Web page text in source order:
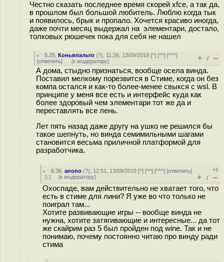
Честно сказать последнее время скорей xfce, а так да,
в прошлом был большой любитель. Люблю когда тык
и появилось, брык и пропало. Хочется красиво иногда,
даже почти месяц выдержал на элементари, достало,
толковых рюшечек пока для себя не нашел
5.25 ,Коньвпальто (?), 11:26, 13/09/2019 [^] [^^] [^^^]
[ответить] [к модератору] + / –
А дома, стыдно признаться, вообще осела винда.
Поставил мелкому порезвится в Стиме, когда он без
компа остался и как-то более-менее свыкся с wsl. В
принципе у меня все есть и интерфейс куда как
более здоровый чем элементари тот же да и
переставлять все лень.
Лет пять назад даже другу на ушко не решился бы
такое шепнуть, но винда семимильными шагами
становится весьма приличной платформой для
разработчика.
6.36 ,anono (?), 12:51, 13/09/2019 [^] [^^] [^^^] [ответить]
[↓] [к модератору]
+2
+ / –
Охоспаде, вам действительно не хватает того, что
есть в стиме для лини? Я уже во что только не
поиграл там...
Хотите развивающие игры -- вообще винда не
нужна, хотите затягивающие и интересные... да тот
же скайрим раз 5 был пройден под wine. Так и не
понимаю, почему постоянно читаю про винду ради
стима